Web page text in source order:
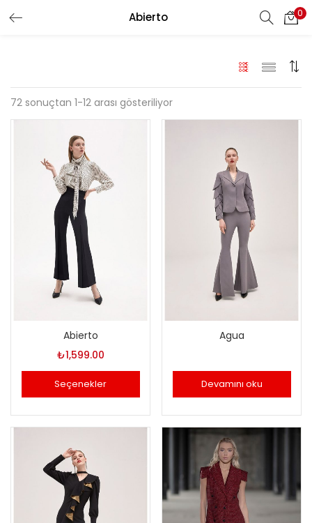
Abierto 0
72 sonuçtan 1-12 arası gösteriliyor
Abierto
₺1,599.00
Seçenekler
ürünün
fazla
varyasyonu
var.
Seçenekler
Agua
Devamını oku